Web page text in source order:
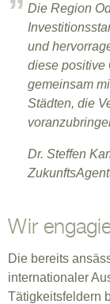
Die Region
und
diese positive
gemeinsam
Städten, die
Dr. Steffen
Wir
Die bereits
internationaler
Tätigkeitsfeldern